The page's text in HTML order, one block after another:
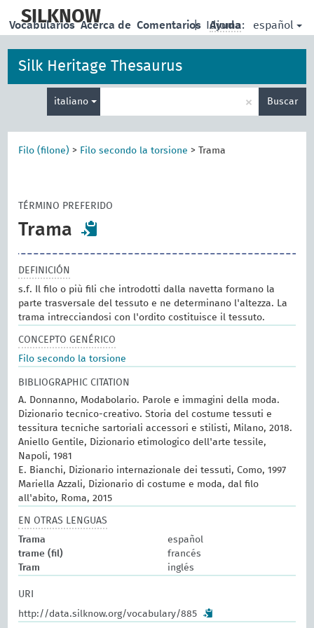
main
SILKNOW | Idioma: español
Vocabularios Acerca de Comentarios Ayuda
Silk Heritage Thesaurus
italiano × Buscar
Filo (filone) > Filo secondo la torsione > Trama
TÉRMINO PREFERIDO
Trama
DEFINICIÓN
s.f. Il filo o più fili che introdotti dalla navetta formano la
parte trasversale del tessuto e ne determinano l'altezza. La
trama intrecciandosi con l'ordito costituisce il tessuto.
CONCEPTO GENÉRICO
Filo secondo la torsione
BIBLIOGRAPHIC CITATION
A. Donnanno, Modabolario. Parole e immagini della moda.
Dizionario tecnico-creativo. Storia del costume tessuti e
tessitura tecniche sartoriali accessori e stilisti, Milano, 2018.
Aniello Gentile, Dizionario etimologico dell'arte tessile,
Napoli, 1981
E. Bianchi, Dizionario internazionale dei tessuti, Como, 1997
Mariella Azzali, Dizionario di costume e moda, dal filo
all'abito, Roma, 2015
EN OTRAS LENGUAS
Trama
español
trame (fil)
francés
Tram
inglés
URI
http://data.silknow.org/vocabulary/885